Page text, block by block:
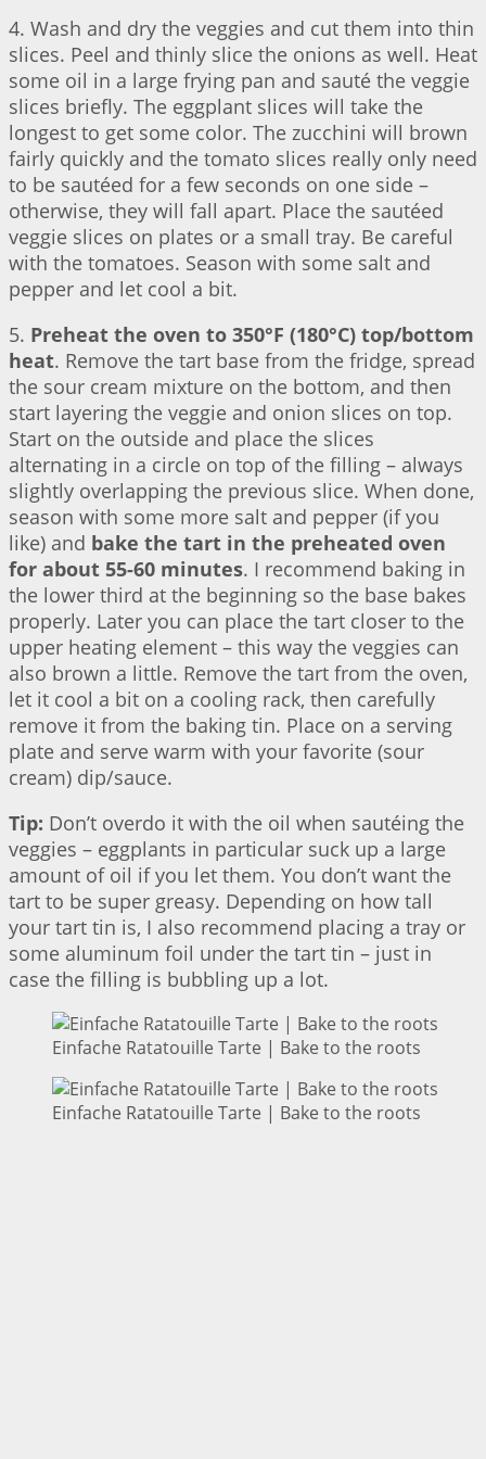
4. Wash and dry the veggies and cut them into thin
slices. Peel and thinly slice the onions as well. Heat
some oil in a large frying pan and sauté the veggie
slices briefly. The eggplant slices will take the
longest to get some color. The zucchini will brown
fairly quickly and the tomato slices really only need
to be sautéed for a few seconds on one side –
otherwise, they will fall apart. Place the sautéed
veggie slices on plates or a small tray. Be careful
with the tomatoes. Season with some salt and
pepper and let cool a bit.
5. Preheat the oven to 350°F (180°C) top/bottom
heat. Remove the tart base from the fridge, spread
the sour cream mixture on the bottom, and then
start layering the veggie and onion slices on top.
Start on the outside and place the slices
alternating in a circle on top of the filling – always
slightly overlapping the previous slice. When done,
season with some more salt and pepper (if you
like) and bake the tart in the preheated oven
for about 55-60 minutes. I recommend baking in
the lower third at the beginning so the base bakes
properly. Later you can place the tart closer to the
upper heating element – this way the veggies can
also brown a little. Remove the tart from the oven,
let it cool a bit on a cooling rack, then carefully
remove it from the baking tin. Place on a serving
plate and serve warm with your favorite (sour
cream) dip/sauce.
Tip: Don’t overdo it with the oil when sautéing the
veggies – eggplants in particular suck up a large
amount of oil if you let them. You don’t want the
tart to be super greasy. Depending on how tall
your tart tin is, I also recommend placing a tray or
some aluminum foil under the tart tin – just in
case the filling is bubbling up a lot.
Einfache Ratatouille Tarte | Bake to the roots
Einfache Ratatouille Tarte | Bake to the roots